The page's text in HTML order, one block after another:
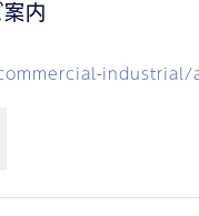
内
industrial/